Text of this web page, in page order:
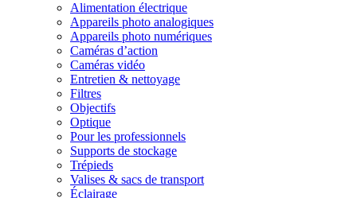
Alimentation électrique
Appareils photo analogiques
Appareils photo numériques
Caméras d’action
Caméras vidéo
Entretien & nettoyage
Filtres
Objectifs
Optique
Pour les professionnels
Supports de stockage
Trépieds
Valises & sacs de transport
Éclairage